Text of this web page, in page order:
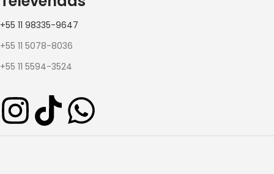
+55 11 98335-9647
+55 11 5078-8036
+55 11 5594-3524